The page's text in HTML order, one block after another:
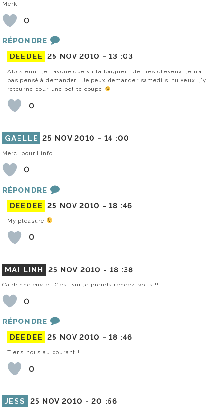
Merki!!
0
RÉPONDRE
DEEDEE 25 NOV 2010 - 13 :03
Alors euuh je t’avoue que vu la longueur de mes cheveux, je n’ai
pas pensé à demander.. Je peux demander samedi si tu veux, j’y
retourne pour une petite coupe
0
GAELLE 25 NOV 2010 - 14 :00
Merci pour l’info !
0
RÉPONDRE
DEEDEE 25 NOV 2010 - 18 :46
My pleasure
0
MAI LINH 25 NOV 2010 - 18 :38
Ca donne envie ! C’est sûr je prends rendez-vous !!
0
RÉPONDRE
DEEDEE 25 NOV 2010 - 18 :46
Tiens nous au courant !
0
JESS 25 NOV 2010 -20 :56